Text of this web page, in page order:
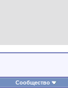
Сообщество